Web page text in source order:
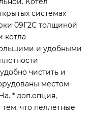
системах
09Г2С толщиной
котла
и удобными
чистить и
местом
* доп.опция,
тем, что пеллетные